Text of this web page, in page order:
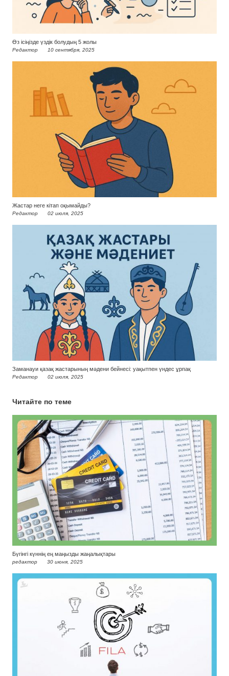
Өз ісіңізде үздік болудың 5 жолы
Редактор 10 сентября, 2025
Жастар неге кітап оқымайды?
Редактор 02 июля, 2025
Заманауи қазақ жастарының мәдени бейнесі: уақытпен үндес ұрпақ
Редактор 02 июля, 2025
Читайте по теме
Бүгінгі күннің ең маңызды жаңалықтары
редактор 30 июня, 2025